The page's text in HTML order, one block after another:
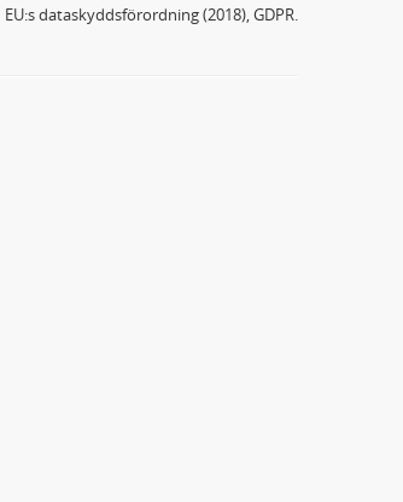
dataskyddsförordning (2018), GDPR.